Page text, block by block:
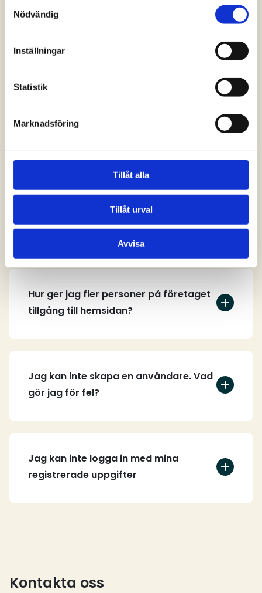
Nödvändig
Inställningar
Statistik
Marknadsföring
Tillåt alla
Tillåt urval
Avvisa
Vanliga frågor och
hemsidan?
Hur skapar jag ett användarkonto?
Hur ger jag fler personer på företaget
tillgång till hemsidan?
Jag kan inte skapa en användare. Vad
gör jag för fel?
Jag kan inte logga in med mina
registrerade uppgifter
Kontakta oss